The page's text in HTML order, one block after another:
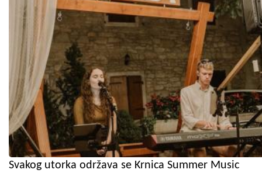
Svakog utorka održava se Krnica Summer Music